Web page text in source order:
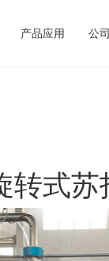
产品应用 公
转式